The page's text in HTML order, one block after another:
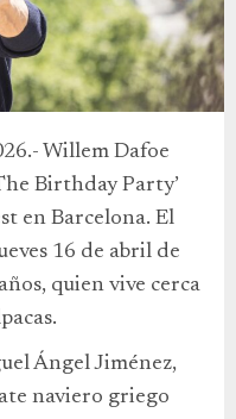
Willem Dafoe
Birthday Party’
en Barcelona. El
16 de abril de
quien vive cerca
Ángel Jiménez,
naviero griego